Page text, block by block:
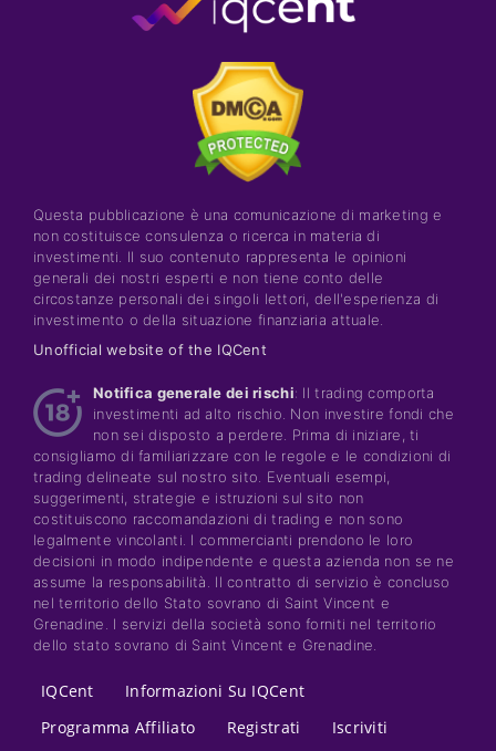
Questa pubblicazione è una comunicazione di marketing e
non costituisce consulenza o ricerca in materia di
investimenti. Il suo contenuto rappresenta le opinioni
generali dei nostri esperti e non tiene conto delle
circostanze personali dei singoli lettori, dell'esperienza di
investimento o della situazione finanziaria attuale.
Unofficial website of the IQCent
Notifica generale dei rischi: Il trading comporta
investimenti ad alto rischio. Non investire fondi che
non sei disposto a perdere. Prima di iniziare, ti
consigliamo di familiarizzare con le regole e le condizioni di
trading delineate sul nostro sito. Eventuali esempi,
suggerimenti, strategie e istruzioni sul sito non
costituiscono raccomandazioni di trading e non sono
legalmente vincolanti. I commercianti prendono le loro
decisioni in modo indipendente e questa azienda non se ne
assume la responsabilità. Il contratto di servizio è concluso
nel territorio dello Stato sovrano di Saint Vincent e
Grenadine. I servizi della società sono forniti nel territorio
dello stato sovrano di Saint Vincent e Grenadine.
IQCent
Informazioni Su IQCent
Programma Affiliato
Registrati Iscriviti